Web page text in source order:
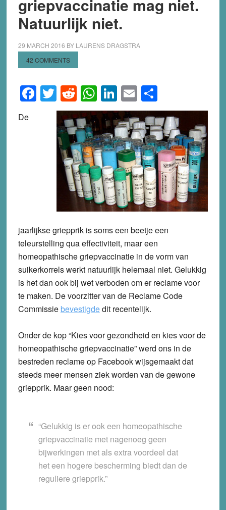
griepvaccinatie mag niet.
Natuurlijk niet.
29 MARCH 2016 BY LAURENS DRAGSTRA
42 COMMENTS
Facebook
Twitter
Reddit
WhatsApp
LinkedIn
EmailShare
De
jaarlijkse griepprik is soms een beetje een
teleurstelling qua effectiviteit, maar een
homeopathische griepvaccinatie in de vorm van
suikerkorrels werkt natuurlijk helemaal niet. Gelukkig
is het dan ook bij wet verboden om er reclame voor
te maken. De voorzitter van de Reclame Code
Commissie bevestigdedit recentelijk.
Onder de kop “Kies voor gezondheid en kies voor de
homeopathische griepvaccinatie” werd ons in de
bestreden reclame op Facebook wijsgemaakt dat
steeds meer mensen ziek worden van de gewone
griepprik. Maar geen nood:
“Gelukkig is er ook een homeopathische
griepvaccinatie met nagenoeg geen
bijwerkingen met als extra voordeel dat
het een hogere bescherming biedt dan de
reguliere griepprik.”